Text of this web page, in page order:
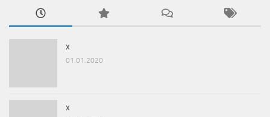
x
01.01.2020
x